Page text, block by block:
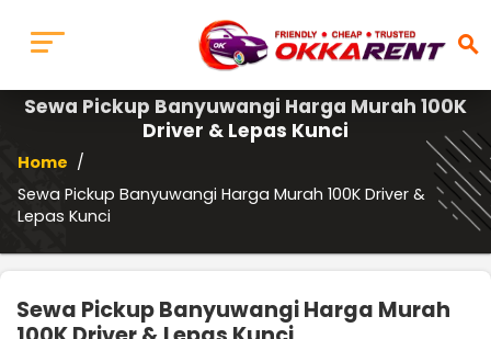
search
Sewa Pickup Banyuwangi Harga Murah 100K
Driver & Lepas Kunci
Home /
Sewa Pickup Banyuwangi Harga Murah 100K Driver &
Lepas Kunci
Sewa Pickup Banyuwangi Harga Murah